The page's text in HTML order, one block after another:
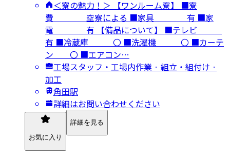
＜寮の魅力！＞ 【ワンルーム寮】 ■寮
費 空寮による ■家具 有 ■家
電 有 【備品について】 ■テレビ
有 ■冷蔵庫 〇 ■洗濯機 〇 ■カーテ
ン 〇 ■エアコン…
工場スタッフ・工場内作業 · 組立・組付け ·
加工
角田駅
詳細はお問い合わせください
お気に入り
詳細を見る